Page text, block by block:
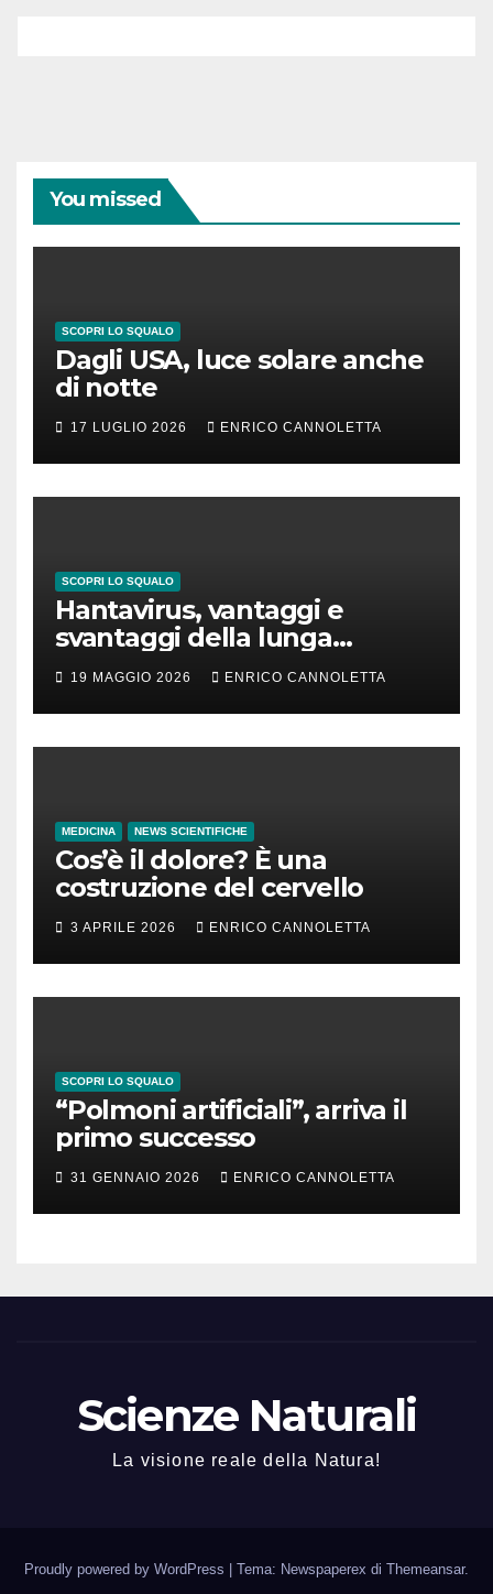
You missed
SCOPRI LO SQUALO
Dagli USA, luce solare anche
di notte
17 LUGLIO 2026 ENRICO CANNOLETTA
SCOPRI LO SQUALO
Hantavirus, vantaggi e
svantaggi della lunga
incubazione
19 MAGGIO 2026 ENRICO CANNOLETTA
MEDICINA NEWS SCIENTIFICHE
Cos’è il dolore? È una
costruzione del cervello
3 APRILE 2026 ENRICO CANNOLETTA
SCOPRI LO SQUALO
“Polmoni artificiali”, arriva il
primo successo
31 GENNAIO 2026 ENRICO CANNOLETTA
Scienze Naturali
La visione reale della Natura!
Proudly powered by WordPress Tema: Newspaperex di Themeansar.